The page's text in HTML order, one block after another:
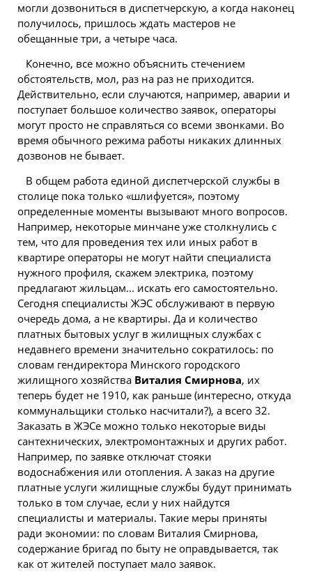
могли дозвониться в диспетчерскую, а когда наконец
получилось, пришлось ждать мастеров не
обещанные три, а четыре часа.
Конечно, все можно объяснить стечением
обстоятельств, мол, раз на раз не приходится.
Действительно, если случаются, например, аварии и
поступает большое количество заявок, операторы
могут просто не справляться со всеми звонками. Во
время обычного режима работы никаких длинных
дозвонов не бывает.
В общем работа единой диспетчерской службы в
столице пока только «шлифуется», поэтому
определенные моменты вызывают много вопросов.
Например, некоторые минчане уже столкнулись с
тем, что для проведения тех или иных работ в
квартире операторы не могут найти специалиста
нужного профиля, скажем электрика, поэтому
предлагают жильцам... искать его самостоятельно.
Сегодня специалисты ЖЭС обслуживают в первую
очередь дома, а не квартиры. Да и количество
платных бытовых услуг в жилищных службах с
недавнего времени значительно сократилось: по
словам гендиректора Минского городского
жилищного хозяйства Виталия Смирнова, их
теперь будет не 1910, как раньше (интересно, откуда
коммунальщики столько насчитали?), а всего 32.
Заказать в ЖЭСе можно только некоторые виды
сантехнических, электромонтажных и других работ.
Например, по заявке отключат стояки
водоснабжения или отопления. А заказ на другие
платные услуги жилищные службы будут принимать
только в том случае, если у них найдутся
специалисты и материалы. Такие меры приняты
ради экономии: по словам Виталия Смирнова,
содержание бригад по быту не оправдывается, так
как от жителей поступает мало заявок.